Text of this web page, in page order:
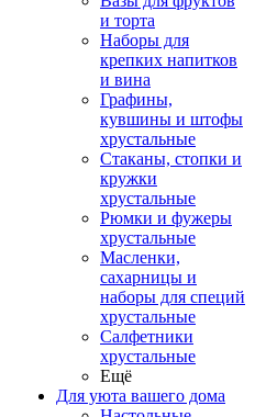
и торта
Наборы для
крепких напитков
и вина
Графины,
кувшины и штофы
хрустальные
Стаканы, стопки и
кружки
хрустальные
Рюмки и фужеры
хрустальные
Масленки,
сахарницы и
наборы для специй
хрустальные
Салфетники
хрустальные
Ещё
Для уюта вашего дома